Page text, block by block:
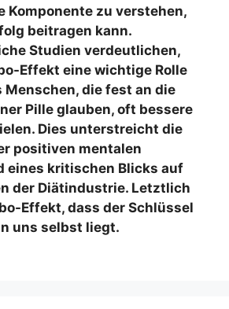
Komponente zu verstehen,
beitragen kann.
Studien verdeutlichen,
Effekt eine wichtige Rolle
die fest an die
Pille glauben, oft bessere
Dies unterstreicht die
positiven mentalen
eines kritischen Blicks auf
der Diätindustrie. Letztlich
Effekt, dass der Schlüssel
uns selbst liegt.